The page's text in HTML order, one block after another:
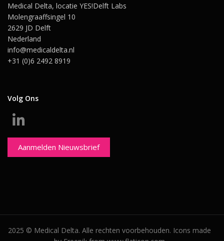
Medical Delta, locatie YES!Delft Labs
Molengraaffsingel 10
2629 JD Delft
Nederland
info@medicaldelta.nl
+31 (0)6 2492 8919
Volg Ons
Aanmelden Nieuwsbrief
2025 © Medical Delta. Alle rechten voorbehouden. Icons made